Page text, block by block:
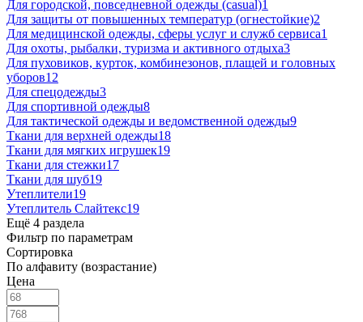
Для городской, повседневной одежды (casual)1
Для защиты от повышенных температур (огнестойкие)2
Для медицинской одежды, сферы услуг и служб сервиса1
Для охоты, рыбалки, туризма и активного отдыха3
Для пуховиков, курток, комбинезонов, плащей и головных
уборов12
Для спецодежды3
Для спортивной одежды8
Для тактической одежды и ведомственной одежды9
Ткани для верхней одежды18
Ткани для мягких игрушек19
Ткани для стежки17
Ткани для шуб19
Утеплители19
Утеплитель Слайтекс19
Ещё 4 раздела
Фильтр по параметрам
Сортировка
По алфавиту (возрастание)
Цена